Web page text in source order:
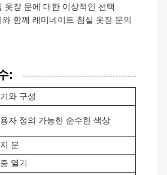
옷장 문에 대한 이상적인 선택
함께 래미네이트 침실 옷장 문의
:
와 구성
자 정의 가능한 순수한 색상
문
열기